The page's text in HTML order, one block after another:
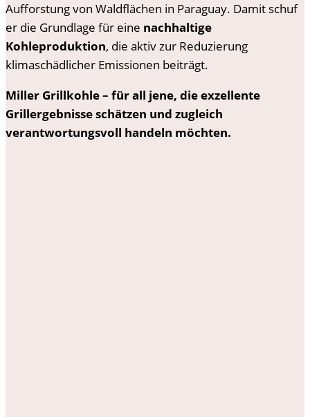
Aufforstung von Waldflächen in Paraguay. Damit schuf
er die Grundlage für eine nachhaltige
Kohleproduktion, die aktiv zur Reduzierung
klimaschädlicher Emissionen beiträgt.
Miller Grillkohle – für all jene, die exzellente
Grillergebnisse schätzen und zugleich
verantwortungsvoll handeln möchten.